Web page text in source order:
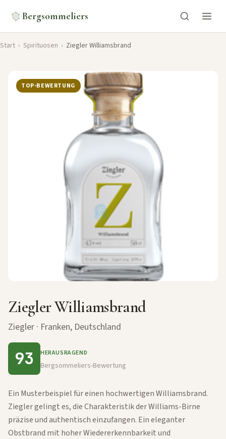
Bergsommeliers
Start › Spirituosen › Ziegler Williamsbrand
TOP-BEWERTUNG
Ziegler Williamsbrand
Ziegler · Franken, Deutschland
93 HERAUSRAGEND
Bergsommeliers-Bewertung
Ein Musterbeispiel für einen hochwertigen Williamsbrand.
Ziegler gelingt es, die Charakteristik der Williams-Birne
präzise und authentisch einzufangen. Ein eleganter
Obstbrand mit hoher Wiedererkennbarkeit und